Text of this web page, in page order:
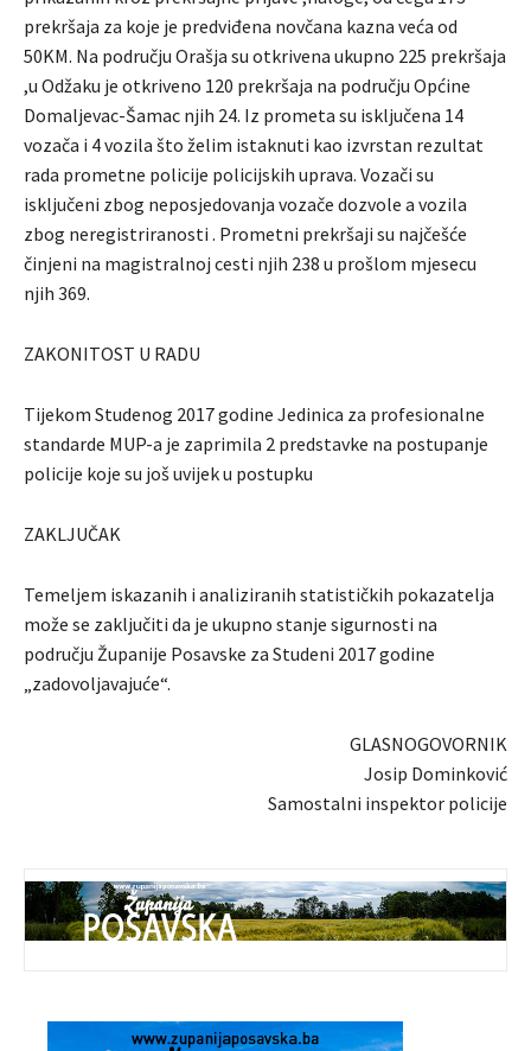
prekršaja za koje je predviđena novčana kazna veća od
50KM. Na području Orašja su otkrivena ukupno 225 prekršaja
,u Odžaku je otkriveno 120 prekršaja na području Općine
Domaljevac-Šamac njih 24. Iz prometa su isključena 14
vozača i 4 vozila što želim istaknuti kao izvrstan rezultat
rada prometne policije policijskih uprava. Vozači su
isključeni zbog neposjedovanja vozače dozvole a vozila
zbog neregistriranosti . Prometni prekršaji su najčešće
činjeni na magistralnoj cesti njih 238 u prošlom mjesecu
njih 369.
ZAKONITOST U RADU
Tijekom Studenog 2017 godine Jedinica za profesionalne
standarde MUP-a je zaprimila 2 predstavke na postupanje
policije koje su još uvijek u postupku
ZAKLJUČAK
Temeljem iskazanih i analiziranih statističkih pokazatelja
može se zaključiti da je ukupno stanje sigurnosti na
području Županije Posavske za Studeni 2017 godine
„zadovoljavajuće“.
GLASNOGOVORNIK
Josip Dominković
Samostalni inspektor policije